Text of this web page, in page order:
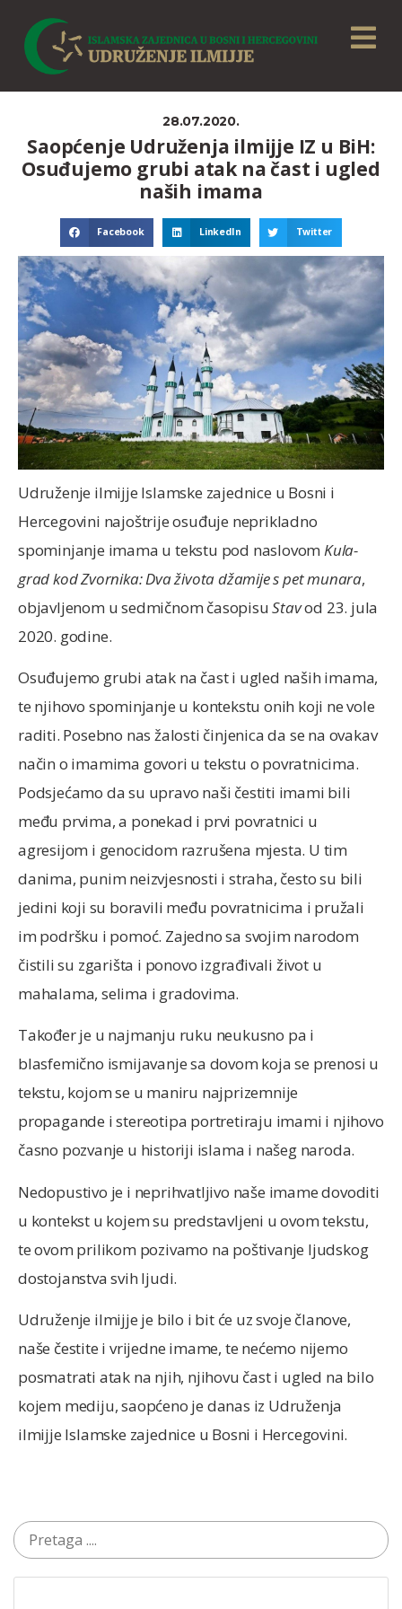
28.07.2020.
Saopćenje Udruženja ilmijje IZ u BiH:
Osuđujemo grubi atak na čast i ugled
naših imama
Facebook LinkedIn Twitter
Udruženje ilmijje Islamske zajednice u Bosni i
Hercegovini najoštrije osuđuje neprikladno
spominjanje imama u tekstu pod naslovom Kula-
grad kod Zvornika: Dva života džamije s pet munara,
objavljenom u sedmičnom časopisuStavod 23. jula
2020. godine.
Osuđujemo grubi atak na čast i ugled naših imama,
te njihovo spominjanje u kontekstu onih koji ne vole
raditi. Posebno nas žalosti činjenica da se na ovakav
način o imamima govori u tekstu o povratnicima.
Podsjećamo da su upravo naši čestiti imami bili
među prvima, a ponekad i prvi povratnici u
agresijom i genocidom razrušena mjesta. U tim
danima, punim neizvjesnosti i straha, često su bili
jedini koji su boravili među povratnicima i pružali
im podršku i pomoć. Zajedno sa svojim narodom
čistili su zgarišta i ponovo izgrađivali život u
mahalama, selima i gradovima.
Također je u najmanju ruku neukusno pa i
blasfemično ismijavanje sa dovom koja se prenosi u
tekstu, kojom se u maniru najprizemnije
propagande i stereotipa portretiraju imami i njihovo
časno pozvanje u historiji islama i našeg naroda.
Nedopustivo je i neprihvatljivo naše imame dovoditi
u kontekst u kojem su predstavljeni u ovom tekstu,
te ovom prilikom pozivamo na poštivanje ljudskog
dostojanstva svih ljudi.
Udruženje ilmijje je bilo i bit će uz svoje članove,
naše čestite i vrijedne imame, te nećemo nijemo
posmatrati atak na njih, njihovu čast i ugled na bilo
kojem mediju, saopćeno je danas iz Udruženja
ilmijje Islamske zajednice u Bosni i Hercegovini.